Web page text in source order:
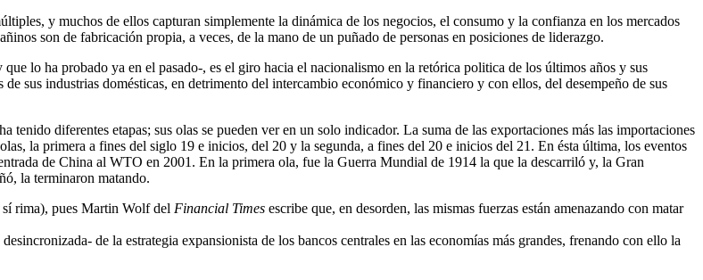
y muchos de ellos capturan simplemente la dinámica de los negocios, el consumo y la confianza en los mercados
son de fabricación propia, a veces, de la mano de un puñado de personas en posiciones de liderazgo.
lo ha probado ya en el pasado-, es el giro hacia el nacionalismo en la retórica politica de los últimos años y sus
sus industrias domésticas, en detrimento del intercambio económico y financiero y con ellos, del desempeño de sus
diferentes etapas; sus olas se pueden ver en un solo indicador. La suma de las exportaciones más las importaciones
la primera a fines del siglo 19 e inicios, del 20 y la segunda, a fines del 20 e inicios del 21. En ésta última, los eventos
de China al WTO en 2001. En la primera ola, fue la Guerra Mundial de 1914 la que la descarriló y, la Gran
la terminaron matando.
rima), pues Martin Wolf del Financial Times escribe que, en desorden, las mismas fuerzas están amenazando con matar
de la estrategia expansionista de los bancos centrales en las economías más grandes, frenando con ello la